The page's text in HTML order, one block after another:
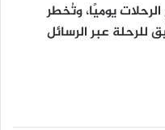
يوميًا، وتُخطر
للرحلة عبر الرسائل